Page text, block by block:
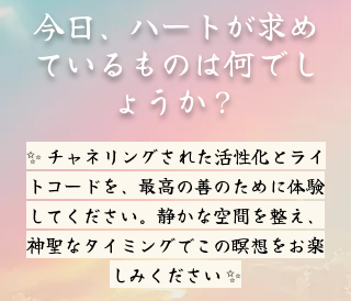
今日、ハートが求め
ているものは何でし
ょうか？
✨ チャネリングされた活性化とライ
トコードを、最高の善のために体験
してください。静かな空間を整え、
神聖なタイミングでこの瞑想をお楽
しみください ✨